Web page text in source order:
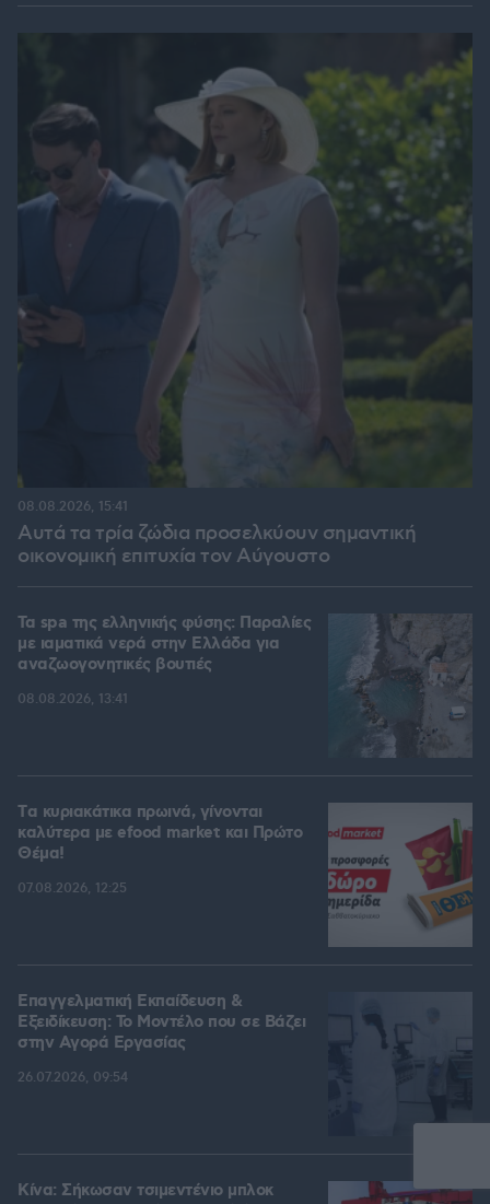
Αυτά τα τρία ζώδια προσελκύουν σημαντική
οικονομική επιτυχία τον Αύγουστο
08.08.2026, 15:41
Τα spa της ελληνικής φύσης: Παραλίες
με ιαματικά νερά στην Ελλάδα για
αναζωογονητικές βουτιές
08.08.2026, 13:41
Tα κυριακάτικα πρωινά, γίνονται
καλύτερα με efood market και Πρώτο
Θέμα!
07.08.2026, 12:25
Επαγγελματική Εκπαίδευση &
Εξειδίκευση: Το Mοντέλο που σε Bάζει
στην Aγορά Eργασίας
26.07.2026, 09:54
Κίνα: Σήκωσαν τσιμεντένιο μπλοκ